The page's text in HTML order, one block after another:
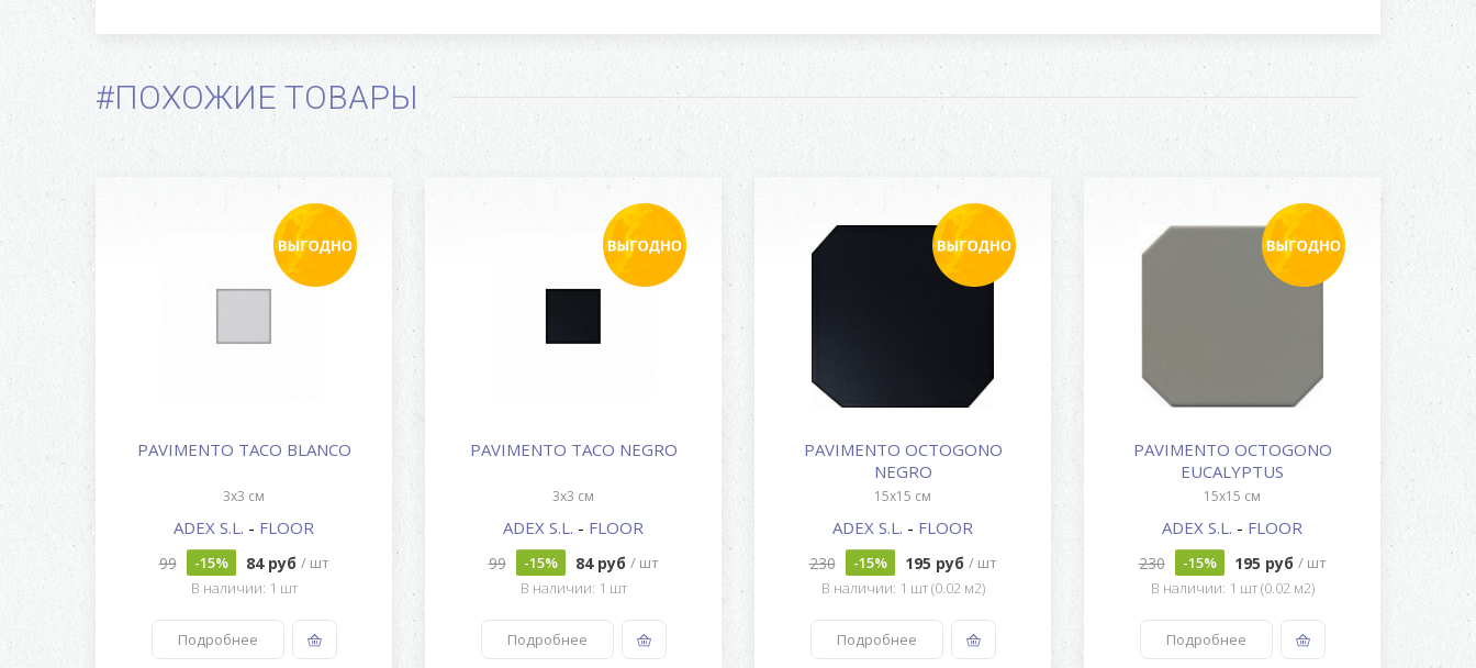
#ПОХОЖИЕ ТОВАРЫ
PAVIMENTO TACO BLANCO
3x3 см
ADEX S.L. - FLOOR
99 -15% 84 руб / шт
В наличии: 1 шт
Подробнее
PAVIMENTO TACO NEGRO
3x3 см
ADEX S.L. - FLOOR
99 -15% 84 руб / шт
В наличии: 1 шт
Подробнее
PAVIMENTO OCTOGONO
NEGRO
15x15 см
ADEX S.L. - FLOOR
230 -15% 195 руб / шт
В наличии: 1 шт (0.02 м2)
Подробнее
PAVIMENTO OCTOGONO
EUCALYPTUS
15x15 см
ADEX S.L. - FLOOR
230 -15% 195 руб / шт
В наличии: 1 шт (0.02 м2)
Подробнее